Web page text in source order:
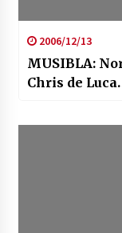
2006/12/13
MUSIBLA:
Chris de